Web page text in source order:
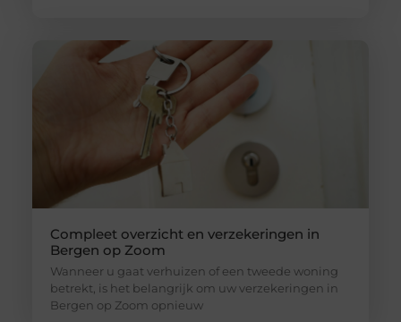
Compleet overzicht en verzekeringen in
Bergen op Zoom
Wanneer u gaat verhuizen of een tweede woning
betrekt, is het belangrijk om uw verzekeringen in
Bergen op Zoom opnieuw